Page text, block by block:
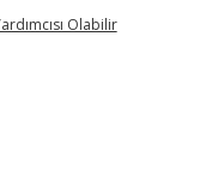
Olabilir